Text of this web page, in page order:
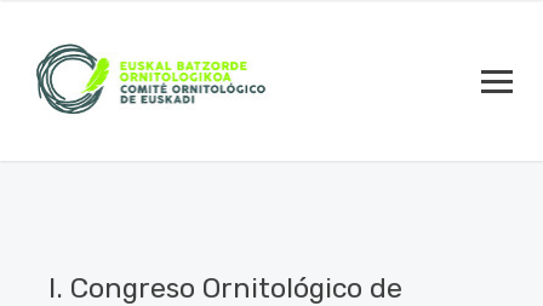
I. Congreso Ornitológico de